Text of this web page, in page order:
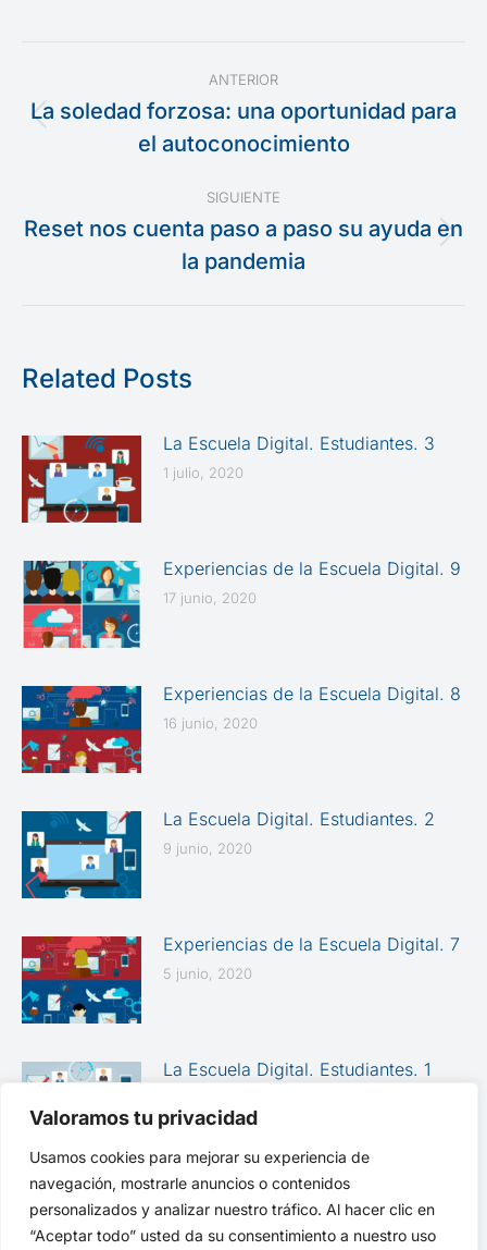
Valoramos tu privacidad
Usamos cookies para mejorar su experiencia de
navegación, mostrarle anuncios o contenidos
personalizados y analizar nuestro tráfico. Al hacer clic en
“Aceptar todo” usted da su consentimiento a nuestro uso
Navegación
entre
publicaciones
ANTERIOR
Publicación
anterior:
La soledad forzosa: una oportunidad para
el autoconocimiento
SIGUIENTE
Publicación
siguiente:
Reset nos cuenta paso a paso su ayuda en
la pandemia
Related Posts
La Escuela Digital. Estudiantes. 3
1 julio, 2020
Experiencias de la Escuela Digital. 9
17 junio, 2020
Experiencias de la Escuela Digital. 8
16 junio, 2020
La Escuela Digital. Estudiantes. 2
9 junio, 2020
Experiencias de la Escuela Digital. 7
5 junio, 2020
La Escuela Digital. Estudiantes. 1